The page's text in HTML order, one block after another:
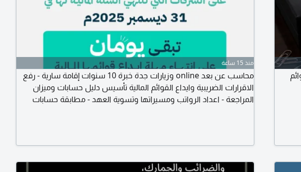
منذ 15 ساعة
محاسب عن بعد online وزيارات جدة خبرة 10 سنوات إقامة سارية - رفع
الاقرارات الضريبية وايداع القوائم المالية تأسيس دليل حسابات وميزان
المراجعة - اعداد الرواتب ومسيراتها وتسوية العهد - مطابقة حسابات